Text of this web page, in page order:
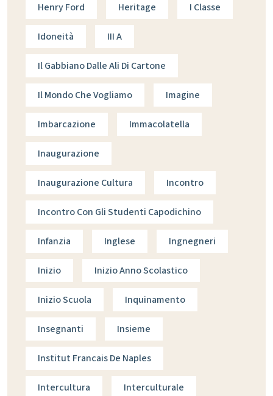
Henry Ford Heritage I Classe
Idoneità III A
Il Gabbiano Dalle Ali Di Cartone
Il Mondo Che Vogliamo Imagine
Imbarcazione Immacolatella
Inaugurazione
Inaugurazione Cultura Incontro
Incontro Con Gli Studenti Capodichino
Infanzia Inglese Ingnegneri
Inizio Inizio Anno Scolastico
Inizio Scuola Inquinamento
Insegnanti Insieme
Institut Francais De Naples
Intercultura Interculturale